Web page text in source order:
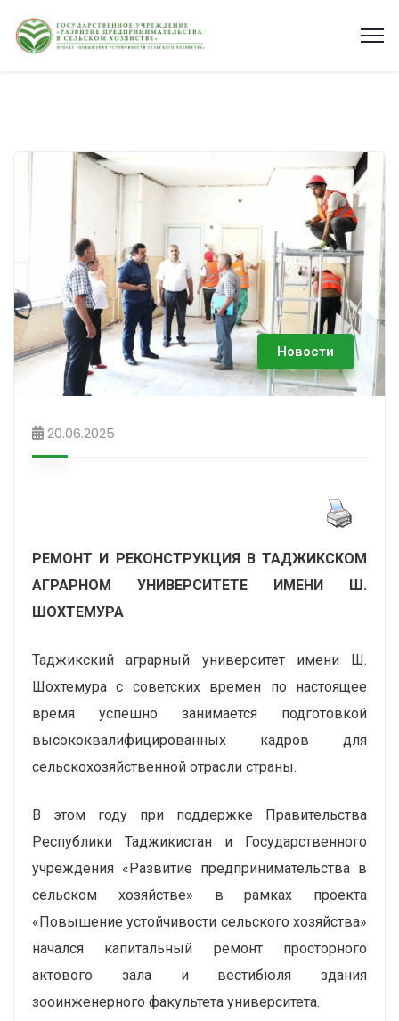
Новости
20.06.2025
РЕМОНТ И РЕКОНСТРУКЦИЯ В ТАДЖИКСКОМ
АГРАРНОМ УНИВЕРСИТЕТЕ ИМЕНИ Ш.
ШОХТЕМУРА
Таджикский аграрный университет имени Ш.
Шохтемура с советских времен по настоящее
время успешно занимается подготовкой
высококвалифицированных кадров для
сельскохозяйственной отрасли страны.
В этом году при поддержке Правительства
Республики Таджикистан и Государственного
учреждения «Развитие предпринимательства в
сельском хозяйстве» в рамках проекта
«Повышение устойчивости сельского хозяйства»
начался капитальный ремонт просторного
актового зала и вестибюля здания
зооинженерного факультета университета.